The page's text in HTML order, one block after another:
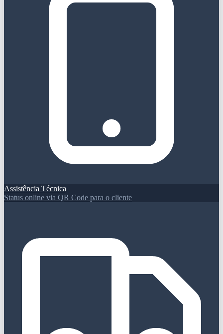
Assistência Técnica
Status online via QR Code para o cliente